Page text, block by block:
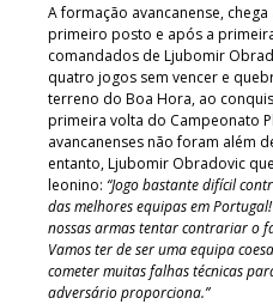
A formação avancanense,
primeiro posto e após a
comandados de Ljubomir
quatro jogos sem vencer e
terreno do Boa Hora, ao
primeira volta do Campeonato
avancanenses não foram além
entanto, Ljubomir Obradovic
leonino: “Jogo bastante difícil
das melhores equipas em
nossas armas tentar contrariar o
Vamos ter de ser uma equipa
cometer muitas falhas técnicas
adversário proporciona.”